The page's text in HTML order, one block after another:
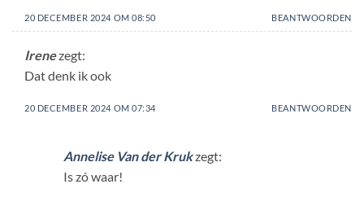
20 DECEMBER 2024 OM 08:50 BEANTWOORDEN
Irenezegt:
Dat denk ik ook
20 DECEMBER 2024 OM 07:34 BEANTWOORDEN
Annelise Van der Krukzegt:
Is zó waar!